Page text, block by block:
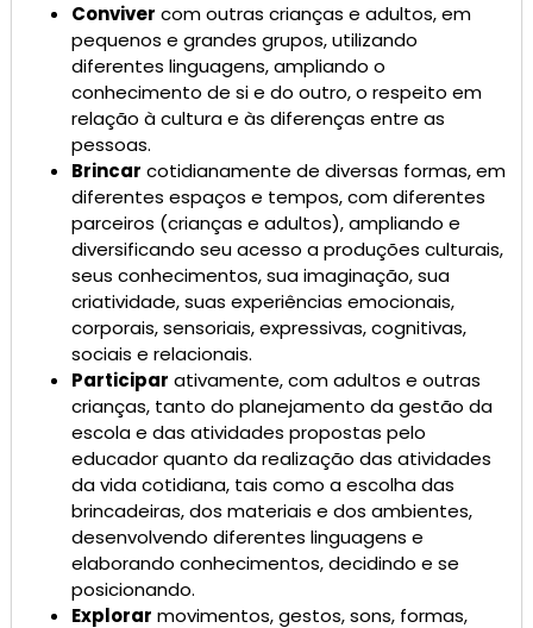
Conviver com outras crianças e adultos, em
pequenos e grandes grupos, utilizando
diferentes linguagens, ampliando o
conhecimento de si e do outro, o respeito em
relação à cultura e às diferenças entre as
pessoas.
Brincar cotidianamente de diversas formas, em
diferentes espaços e tempos, com diferentes
parceiros (crianças e adultos), ampliando e
diversificando seu acesso a produções culturais,
seus conhecimentos, sua imaginação, sua
criatividade, suas experiências emocionais,
corporais, sensoriais, expressivas, cognitivas,
sociais e relacionais.
Participar ativamente, com adultos e outras
crianças, tanto do planejamento da gestão da
escola e das atividades propostas pelo
educador quanto da realização das atividades
da vida cotidiana, tais como a escolha das
brincadeiras, dos materiais e dos ambientes,
desenvolvendo diferentes linguagens e
elaborando conhecimentos, decidindo e se
posicionando.
Explorar movimentos, gestos, sons, formas,